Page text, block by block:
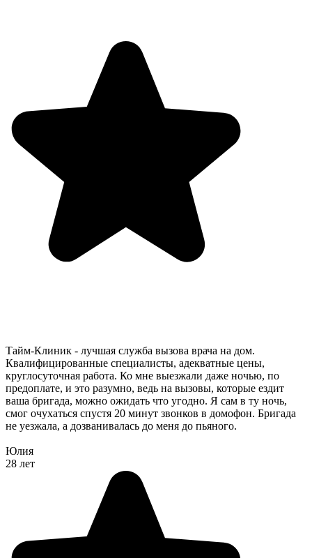
Тайм-Клиник - лучшая служба вызова врача на дом.
Квалифицированные специалисты, адекватные цены,
круглосуточная работа. Ко мне выезжали даже ночью, по
предоплате, и это разумно, ведь на вызовы, которые ездит
ваша бригада, можно ожидать что угодно. Я сам в ту ночь,
смог очухаться спустя 20 минут звонков в домофон. Бригада
не уезжала, а дозванивалась до меня до пьяного.
Юлия
28 лет